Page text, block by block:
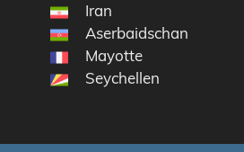
Iran
Aserbaidschan
Mayotte
Seychellen